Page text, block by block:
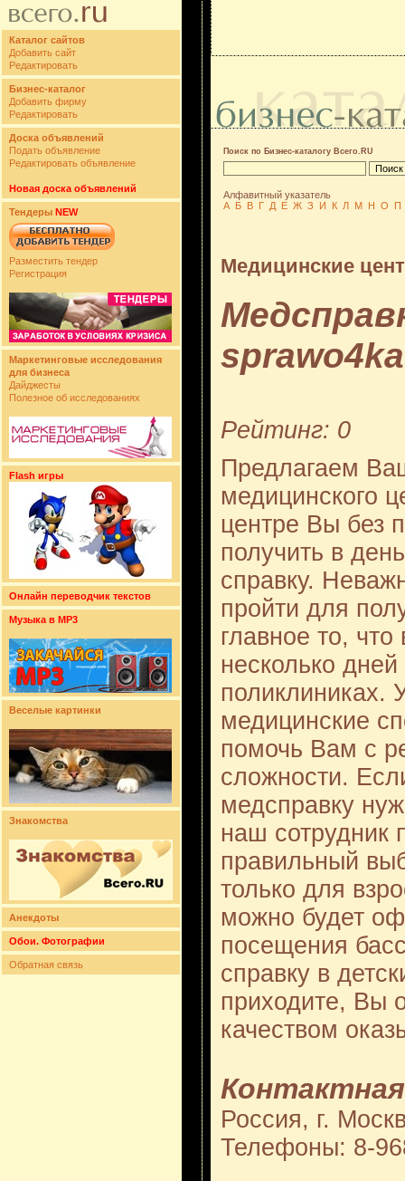
Каталог сайтов
Добавить сайт
Редактировать
Бизнес-каталог
Добавить фирму
Редактировать
Доска объявлений
Подать объявление
Редактировать объявление
Новая доска объявлений
Тендеры NEW
Разместить тендер
Регистрация
Маркетинговые исследования
для бизнеса
Дайджесты
Полезное об исследованиях
Flash игры
Онлайн переводчик текстов
Музыка в MP3
Веселые картинки
Знакомства
Анекдоты
Обои. Фотографии
Обратная связь
Поиск по Бизнес-каталогу Всего.RU
Алфавитный указатель
А Б В Г Д Е Ж З И К Л М Н О П
Медицинские
Рейтинг: 0
Предлагаем
медицинского
центре Вы без
получить в
справку.
пройти для
главное то, что
несколько
поликлиниках.
медицинские
помочь Вам с
сложности.
медсправку
наш сотрудник
правильный
только для
можно будет
посещения
справку в
приходите, Вы
качеством
Россия, г.
Телефоны: 8-